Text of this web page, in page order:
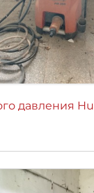
давления